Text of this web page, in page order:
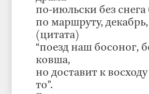
по-июльски без снега
по маршруту,
(цитата)
“поезд наш босоног,
ковша,
но доставит к восходу
то”.